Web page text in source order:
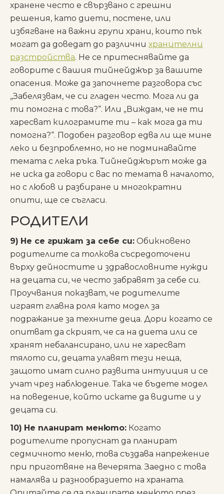
хранене често е свързвано с грешни
решения, като диети, постене, или
избягване на важни групи храни, които пък
могат да доведат до различни хранителни
разстройства. Не се притеснявайте да
говорите с вашия тийнейджър за вашите
опасения. Може да започнете разговора със
„Забелязвам, че си гладен често. Мога ли да
ти помогна с това?“. Или „Виждам, че не ти
харесват килограмите ти – как мога да ти
помогна?“. Подобен разговор едва ли ще мине
леко и безпроблемно, но не подминавайте
темата с лека ръка. Тийнейджърът може да
не иска да говори с вас по темата в началото,
но с любов и разбиране и многократни
опити, ще се съгласи.
РОДИТЕЛИ
9) Не се грижат за себе си: Обикновено
родителите са толкова съсредоточени
върху дейностите и здравословните нужди
на децата си, че често забравят за себе си.
Проучвания показват, че родителите
играят главна роля като модел за
подражание за техните деца. Дори когато се
опитват да скрият, че са на диета или се
хранят небалансирано, или не харесват
тялото си, децата улавят тези неща,
защото имат силно развита интуиция и се
учат чрез наблюдение. Така че бъдете модел
на поведение, който искате да видите и у
децата си.
10) Не планират менюто: Когато
родителите пропуснат да планират
седмичното меню, това създава напрежение
при приготвяне на вечерята. Заедно с това
намалява и разнообразието на храната.